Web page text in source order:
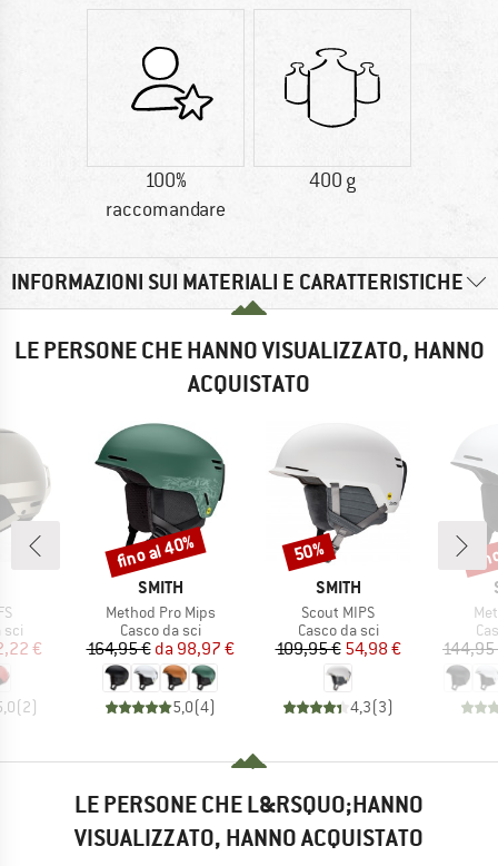
100%
raccomandare
400 g
INFORMAZIONI SUI MATERIALI E CARATTERISTICHE
LE PERSONE CHE HANNO VISUALIZZATO, HANNO
ACQUISTATO
prodotti
sci
ridotto
€
(2)
MARCHIO
SMITH
Articolo
Method Pro Mips
Gruppo di prodotti
Casco da sci
Prezzo
164,95 € Prezzo ridotto
da 98,97 €
5,0(4)
Sconto
fino al 40%
MARCHIO
SMITH
Articolo
Scout MIPS
Gruppo di prodotti
Casco da sci
Prezzo
109,95 €Prezzo ridotto
54,98 €
4,3(3)
Sconto
50%
144,95
LE PERSONE CHE L&RSQUO;HANNO
VISUALIZZATO, HANNO ACQUISTATO